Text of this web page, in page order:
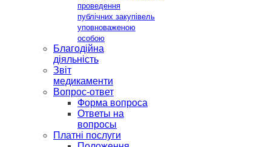
проведення
публічних закупівель
уповноваженою
особою
Благодійна
діяльність
Звіт
медикаменти
Вопрос-ответ
Форма вопроса
Ответы на
вопросы
Платні послуги